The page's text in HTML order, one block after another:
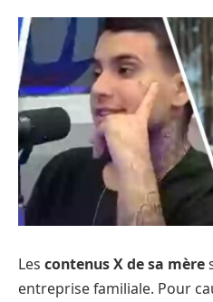
Les contenus X de sa mère
entreprise familiale. Pour